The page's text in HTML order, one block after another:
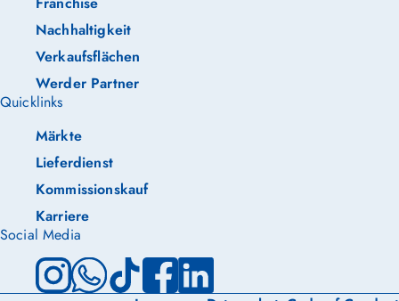
Nachhaltigkeit
Verkaufsflächen
Werder Partner
Quicklinks
Märkte
Lieferdienst
Kommissionskauf
Karriere
Social Media
InstagramWhatsApp
TikTokFacebook